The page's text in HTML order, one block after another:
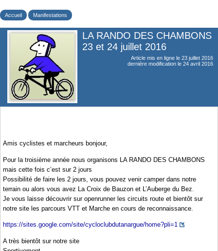
Accueil Manifestations
LA RANDO DES CHAMBONS
23 et 24 juillet 2016
Article mis en ligne le 23 juillet 2016
dernière modification le 24 avril 2016
Amis cyclistes et marcheurs bonjour,
Pour la troisième année nous organisons LA RANDO DES CHAMBONS
mais cette fois c’est sur 2 jours
Possibilité de faire les 2 jours, vous pouvez venir camper dans notre
terrain ou alors vous avez La Croix de Bauzon et L’Auberge du Bez.
Je vous laisse découvrir sur openrunner les circuits route et bientôt sur
notre site les parcours VTT et Marche en cours de reconnaissance.
https://sites.google.com/site/cycloclubdutanargue/home?pli=1
A très bientôt sur notre site